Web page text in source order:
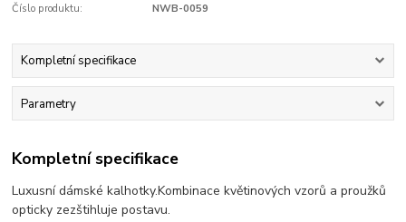
Číslo produktu: NWB-0059
Kompletní specifikace
Parametry
Kompletní specifikace
Luxusní dámské kalhotky.Kombinace květinových vzorů a proužků
opticky zezštihluje postavu.